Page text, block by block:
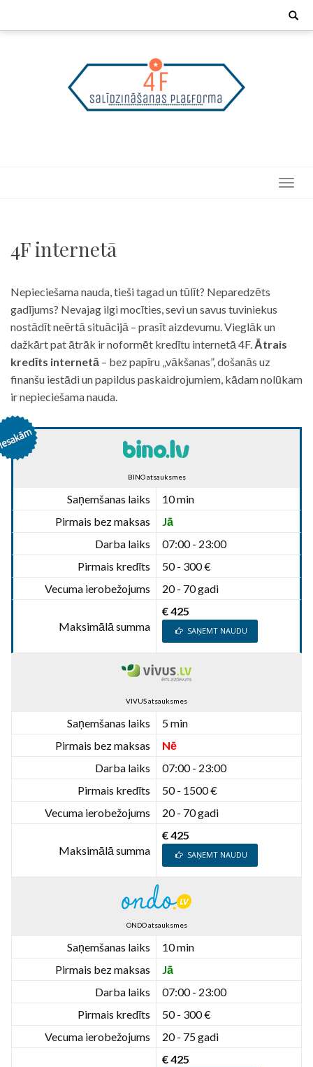
Search
4F internetā
Nepieciešama nauda, tieši tagad un tūlīt? Neparedzēts
gadījums? Nevajag ilgi mocīties, sevi un savus tuviniekus
nostādīt neērtā situācijā – prasīt aizdevumu. Vieglāk un
dažkārt pat ātrāk ir noformēt kredītu internetā 4F. Ātrais
kredīts internetā – bez papīru „vākšanas”, došanās uz
finanšu iestādi un papildus paskaidrojumiem, kādam nolūkam
ir nepieciešama nauda.
BINO atsauksmes
Saņemšanas laiks
10 min
Pirmais bez maksas
Jā
Darba laiks
07:00 - 23:00
Pirmais kredīts
50 - 300 €
Vecuma ierobežojums
20 - 70 gadi
Maksimālā summa
€ 425
SAŅEMT NAUDU
VIVUS atsauksmes
Saņemšanas laiks
5 min
Pirmais bez maksas
Nē
Darba laiks
07:00 - 23:00
Pirmais kredīts
50 - 1500 €
Vecuma ierobežojums
20 - 70 gadi
Maksimālā summa
€ 425
SAŅEMT NAUDU
ONDO atsauksmes
Saņemšanas laiks
10 min
Pirmais bez maksas
Jā
Darba laiks
07:00 - 23:00
Pirmais kredīts
50 - 300 €
Vecuma ierobežojums
20 - 75 gadi
€ 425